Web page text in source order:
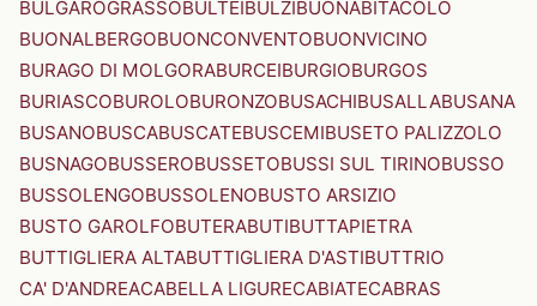
BULGAROGRASSOBULTEIBULZIBUONABITACOLO
BUONALBERGOBUONCONVENTOBUONVICINO
BURAGO DI MOLGORABURCEIBURGIOBURGOS
BURIASCOBUROLOBURONZOBUSACHIBUSALLABUSANA
BUSANOBUSCABUSCATEBUSCEMIBUSETO PALIZZOLO
BUSNAGOBUSSEROBUSSETOBUSSI SUL TIRINOBUSSO
BUSSOLENGOBUSSOLENOBUSTO ARSIZIO
BUSTO GAROLFOBUTERABUTIBUTTAPIETRA
BUTTIGLIERA ALTABUTTIGLIERA D'ASTIBUTTRIO
CA' D'ANDREACABELLA LIGURECABIATECABRAS